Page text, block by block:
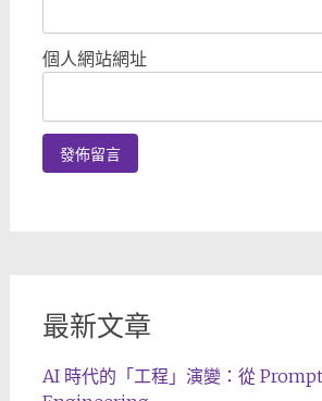
個人網站網址
最新文章
AI 時代的「工程」演變：從